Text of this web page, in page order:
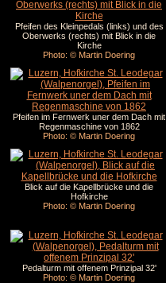
Pfeifen des Kleinpedals (links) und des
Oberwerks (rechts) mit Blick in die
Kirche
Photo: © Martin Doering
Pfeifen im Fernwerk uner dem Dach mit
Regenmaschine von 1862
Photo: © Martin Doering
Blick auf die Kapellbrücke und die
Hofkirche
Photo: © Martin Doering
Pedalturm mit offenem Prinzipal 32'
Photo: © Martin Doering